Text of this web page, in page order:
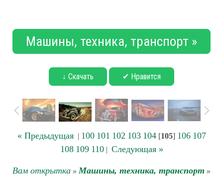
Машины, техника, транспорт »
↓ Скачать ✔ Нравится
« Предыдущая| 100 101 102 103 104[105] 106 107
108 109 110| Следующая »
Вам открытка » Машины, техника, транспорт »